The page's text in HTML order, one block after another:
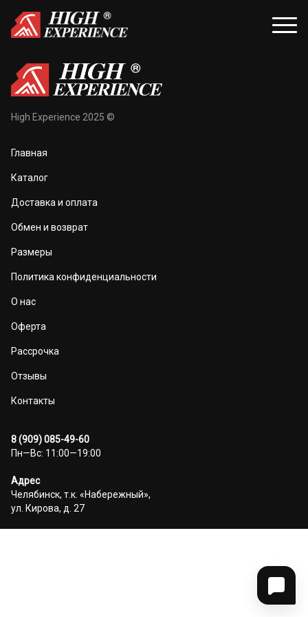
и перчатки
и маски
High Experience 2025 ©
Главная
Каталог
Доставка и оплата
Обмен и возврат
Размеры
Политика конфиденциальности
О нас
Оферта
Рассрочка
Отзывы
Контакты
8 (909) 085-49-60
Пн—Вс: 11:00—19:00
Адрес
Челябинск, т.к. «Набережный»,
ул. Кирова, д. 27